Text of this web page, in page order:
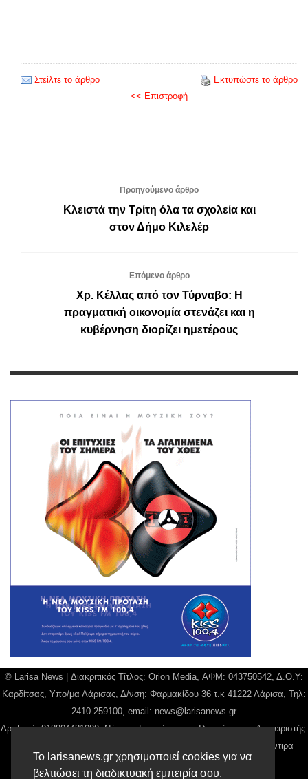
Το larisanews.gr χρησιμοποιεί cookies για να
βελτιώσει τη διαδικτυακή εμπειρία σου.
Στείλτε το άρθρο
Εκτυπώστε το άρθρο
<< Επιστροφή
Προηγούμενο άρθρο
Κλειστά την Τρίτη όλα τα σχολεία και
στον Δήμο Κιλελέρ
Επόμενο άρθρο
Χρ. Κέλλας από τον Τύρναβο: Η
πραγματική οικονομία στενάζει και η
κυβέρνηση διορίζει ημετέρους
© Larisa News | Διακριτικός Τίτλος: Orion Media, ΑΦΜ: 043750542, Δ.Ο.Υ:
Καρδίτσας, Υπο/μα Λάρισας, Δ/νση: Φαρμακίδου 36 τ.κ 41222 Λάρισα, Τηλ:
2410 259100, email: news@larisanews.gr
Αρ. Γεμή: 018804431000, Νόμιμος Εκπρόσωπος, Ιδιοκτήτης και Διαχειριστής:
Παναγιώτης Φιλίππου, Διευθύντρια: Γιαννουσά Βασιλική, Διευθύντιρα
Σύνταξης: Μπαλαμπάνη Βασιλική.